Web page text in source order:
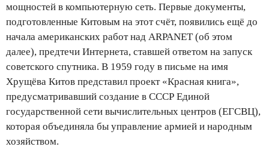
мощностей в компьютерную сеть. Первые документы,
подготовленные Китовым на этот счёт, появились ещё до
начала американских работ над ARPANET (об этом
далее), предтечи Интернета, ставшей ответом на запуск
советского спутника. В 1959 году в письме на имя
Хрущёва Китов представил проект «Красная книга»,
предусматривавший создание в СССР Единой
государственной сети вычислительных центров (ЕГСВЦ),
которая объединяла бы управление армией и народным
хозяйством.